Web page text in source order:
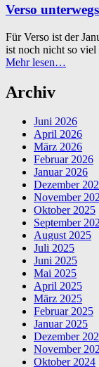
im
Netzwerk
für
inklusive
politische
Bildung”
Verso
Für Verso ist der
ist noch nicht so
Mehr lesen…
Archiv
Juni 2026
April 2026
März 2026
Februar 2026
Januar 2026
Dezember
November
Oktober 2025
September
August 2025
Juli 2025
Juni 2025
Mai 2025
April 2025
März 2025
Februar 2025
Januar 2025
Dezember
November
Oktober 2024